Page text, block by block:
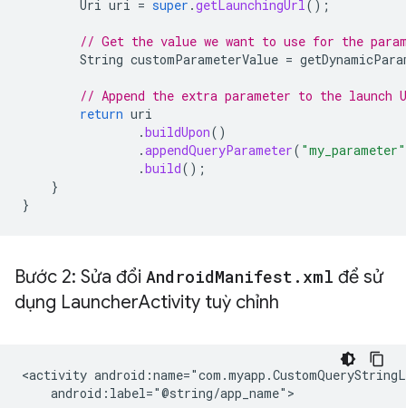
Uri uri = super .getLaunchingUrl();
// Get the value we want to use for the
String customParameterValue =
// Append the extra parameter to the launch
return uri
.buildUpon()
.appendQueryParameter( "my_parameter"
.build();
}
}
Bước 2: Sửa đổi AndroidManifest . xml để sử
dụng LauncherActivity tuỳ chỉnh
<activity